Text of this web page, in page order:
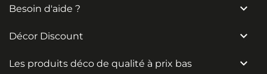
Besoin d'aide ? 
Décor Discount 
Les produits déco de qualité à prix bas 